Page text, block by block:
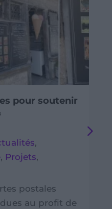
pour soutenir
,
, Projets,
postales
au profit de